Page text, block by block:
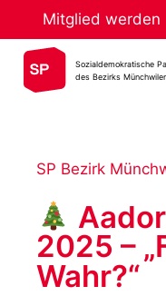
Mitglied werden
Sozialdemokratische
des Bezirks
SP Bezirk
2025 –
Wahr?“